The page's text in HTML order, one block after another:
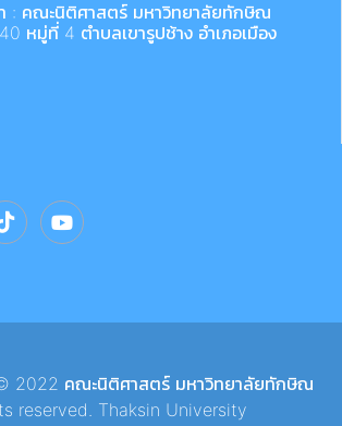
: คณะนิติศาสตร์ มหาวิทยาลัยทักษิณ
หมู่ที่ 4 ตำบลเขารูปช้าง อำเภอเมือง
คณะนิติศาสตร์ มหาวิทยาลัยทักษิณ
reserved. Thaksin University